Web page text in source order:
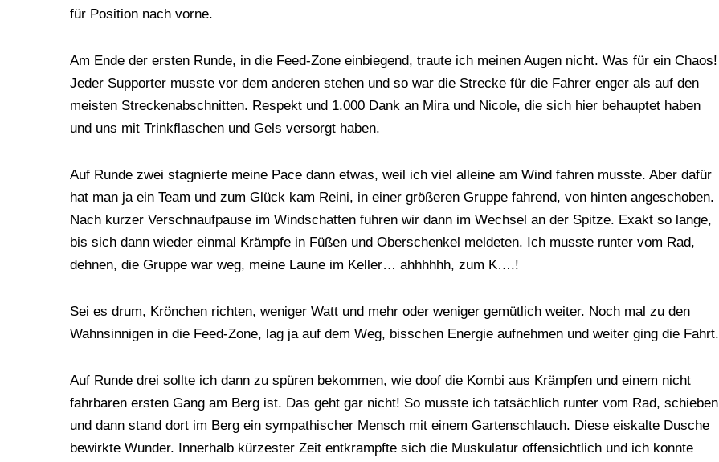
für Position nach vorne.
Am Ende der ersten Runde, in die Feed-Zone einbiegend, traute ich meinen Augen nicht. Was für ein Chaos!
Jeder Supporter musste vor dem anderen stehen und so war die Strecke für die Fahrer enger als auf den
meisten Streckenabschnitten. Respekt und 1.000 Dank an Mira und Nicole, die sich hier behauptet haben
und uns mit Trinkflaschen und Gels versorgt haben.
Auf Runde zwei stagnierte meine Pace dann etwas, weil ich viel alleine am Wind fahren musste. Aber dafür
hat man ja ein Team und zum Glück kam Reini, in einer größeren Gruppe fahrend, von hinten angeschoben.
Nach kurzer Verschnaufpause im Windschatten fuhren wir dann im Wechsel an der Spitze. Exakt so lange,
bis sich dann wieder einmal Krämpfe in Füßen und Oberschenkel meldeten. Ich musste runter vom Rad,
dehnen, die Gruppe war weg, meine Laune im Keller… ahhhhhh, zum K….!
Sei es drum, Krönchen richten, weniger Watt und mehr oder weniger gemütlich weiter. Noch mal zu den
Wahnsinnigen in die Feed-Zone, lag ja auf dem Weg, bisschen Energie aufnehmen und weiter ging die Fahrt.
Auf Runde drei sollte ich dann zu spüren bekommen, wie doof die Kombi aus Krämpfen und einem nicht
fahrbaren ersten Gang am Berg ist. Das geht gar nicht! So musste ich tatsächlich runter vom Rad, schieben
und dann stand dort im Berg ein sympathischer Mensch mit einem Gartenschlauch. Diese eiskalte Dusche
bewirkte Wunder. Innerhalb kürzester Zeit entkrampfte sich die Muskulatur offensichtlich und ich konnte